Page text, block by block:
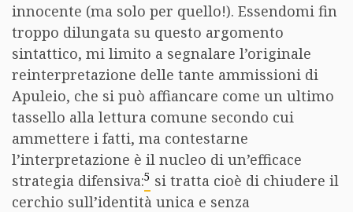
innocente (ma solo per quello!). Essendomi fin
troppo dilungata su questo argomento
sintattico, mi limito a segnalare l’originale
reinterpretazione delle tante ammissioni di
Apuleio, che si può affiancare come un ultimo
tassello alla lettura comune secondo cui
ammettere i fatti, ma contestarne
l’interpretazione è il nucleo di un’efficace
strategia difensiva:5 si tratta cioè di chiudere il
cerchio sull’identità unica e senza